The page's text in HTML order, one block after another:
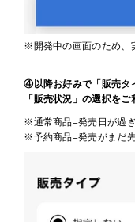
※開発中の画面のため、
④以降お好みで「販売タ
「販売状況」の選択を
※通常商品=発売日が過
※予約商品=発売がまだ